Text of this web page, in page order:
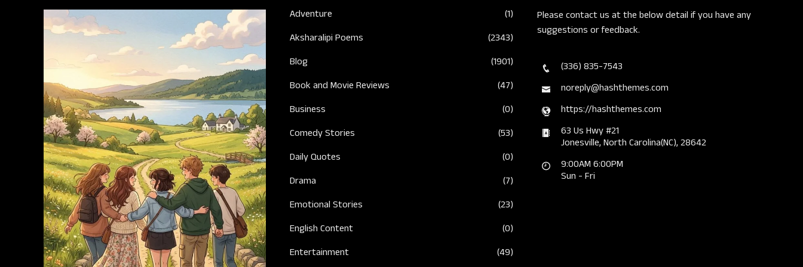
Adventure
(1)
Aksharalipi Poems
(2343)
Blog
(1901)
Book and Movie Reviews
(47)
Business
(0)
Comedy Stories
(53)
Daily Quotes
(0)
Drama
(7)
Emotional Stories
(23)
English Content
(0)
Entertainment
(49)
Please contact us at the below detail if you have any
suggestions or feedback.
(336) 835-7543
noreply@hashthemes.com
https://hashthemes.com
63 Us Hwy #21
Jonesville, North Carolina(NC), 28642
9:00AM 6:00PM
Sun - Fri